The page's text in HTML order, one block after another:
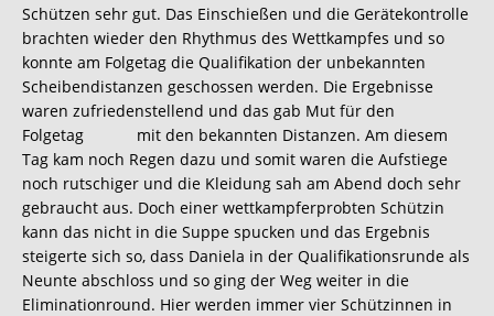
Schützen sehr gut. Das Einschießen und die Gerätekontrolle
brachten wieder den Rhythmus des Wettkampfes und so
konnte am Folgetag die Qualifikation der unbekannten
Scheibendistanzen geschossen werden. Die Ergebnisse
waren zufriedenstellend und das gab Mut für den
Folgetag mit den bekannten Distanzen. Am diesem
Tag kam noch Regen dazu und somit waren die Aufstiege
noch rutschiger und die Kleidung sah am Abend doch sehr
gebraucht aus. Doch einer wettkampferprobten Schützin
kann das nicht in die Suppe spucken und das Ergebnis
steigerte sich so, dass Daniela in der Qualifikationsrunde als
Neunte abschloss und so ging der Weg weiter in die
Eliminationround. Hier werden immer vier Schützinnen in